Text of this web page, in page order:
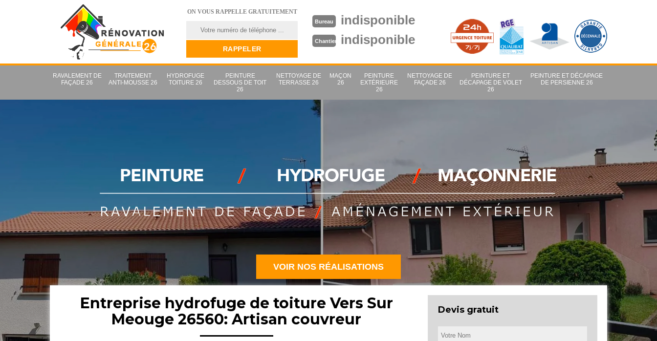
ON VOUS RAPPELLE GRATUITEMENT
Bureau indisponible
Chantier indisponible
RAVALEMENT DE
FAÇADE 26
TRAITEMENT
ANTI-MOUSSE 26
HYDROFUGE
TOITURE 26
PEINTURE
DESSOUS DE TOIT
26
NETTOYAGE DE
TERRASSE 26
MAÇON
26
PEINTURE
EXTÉRIEURE
26
NETTOYAGE DE
FAÇADE 26
PEINTURE ET
DÉCAPAGE DE VOLET
26
PEINTURE ET DÉCAPAGE
DE PERSIENNE 26
VOIR NOS RÉALISATIONS
Entreprise hydrofuge de toiture Vers Sur
Meouge 26560: Artisan couvreur
Devis gratuit